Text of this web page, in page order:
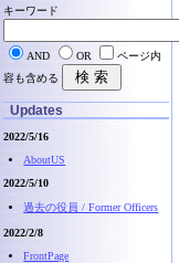
キーワード
AND OR
ページ内
容も含める
Updates
2022/5/16
AboutUS
2022/5/10
過去の役員 / Former Officers
2022/2/8
FrontPage